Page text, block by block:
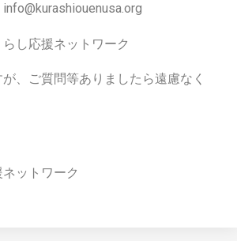
info@kurashiouenusa.org
らし応援ネットワーク
、ご質問等ありましたら遠慮なく
ットワーク